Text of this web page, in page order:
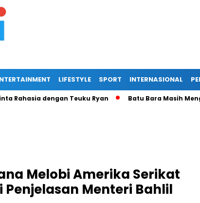
LIFESTYLE SPORT INTERNASIONAL
dengan Teuku Ryan Batu Bara Masih
Melobi Amerika Serikat
Menteri Bahlil